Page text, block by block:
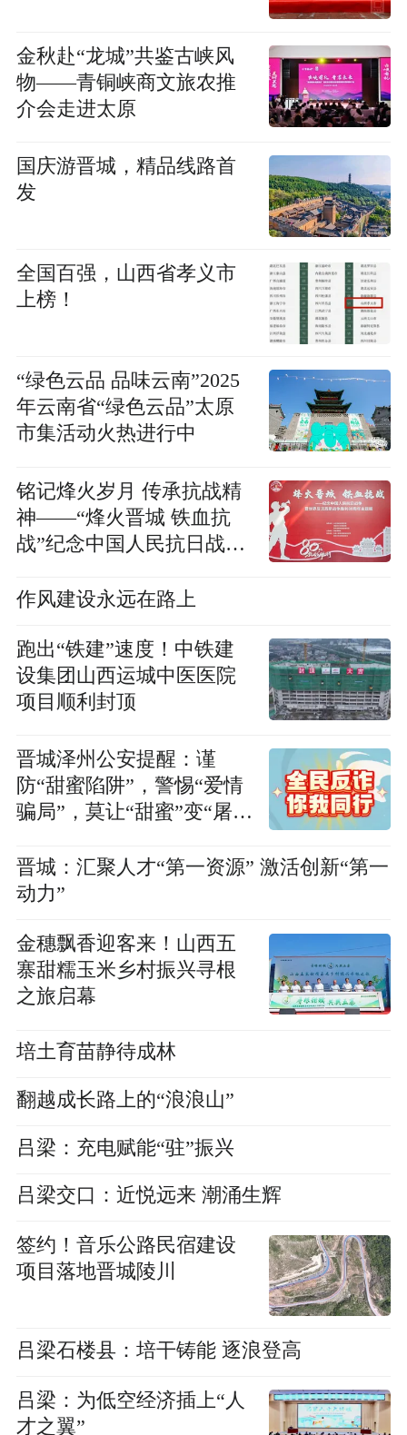
金秋赴“龙城”共鉴古峡风
物——青铜峡商文旅农推
介会走进太原
国庆游晋城，精品线路首
发
全国百强，山西省孝义市
上榜！
“绿色云品 品味云南”2025
年云南省“绿色云品”太原
市集活动火热进行中
铭记烽火岁月 传承抗战精
神——“烽火晋城 铁血抗
战”纪念中国人民抗日战争
80周年主题展侧记
作风建设永远在路上
跑出“铁建”速度！中铁建
设集团山西运城中医医院
项目顺利封顶
晋城泽州公安提醒：谨
防“甜蜜陷阱”，警惕“爱情
骗局”，莫让“甜蜜”变“屠
晋城：汇聚人才“第一资源” 激活创新“第一
动力”
金穗飘香迎客来！山西五
寨甜糯玉米乡村振兴寻根
之旅启幕
培土育苗静待成林
翻越成长路上的“浪浪山”
吕梁：充电赋能“驻”振兴
吕梁交口：近悦远来 潮涌生辉
签约！音乐公路民宿建设
项目落地晋城陵川
吕梁石楼县：培干铸能 逐浪登高
吕梁：为低空经济插上“人
才之翼”